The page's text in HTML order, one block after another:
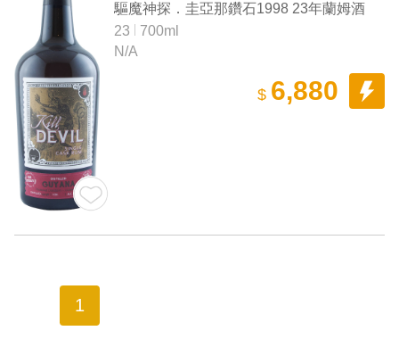
驅魔神探．圭亞那鑽石1998 23年蘭姆酒
23
700ml
N/A
$ 6,880
1